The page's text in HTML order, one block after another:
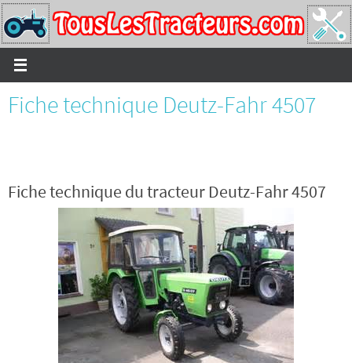
Passer
vers
le
contenu
Fiche technique Deutz-Fahr 4507
Fiche technique du tracteur Deutz-Fahr 4507